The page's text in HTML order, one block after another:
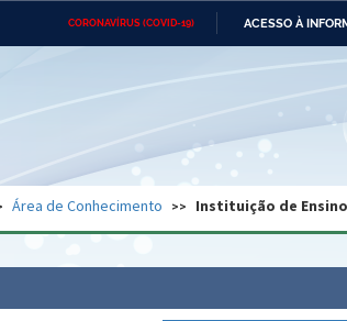
CORONAVÍRUS (COVID-19) ACESSO À
Ministério das Relações
do Desenvolvimento
Geral da União Banco Central do Brasil
Área de Conhecimento Instituição de Ensino